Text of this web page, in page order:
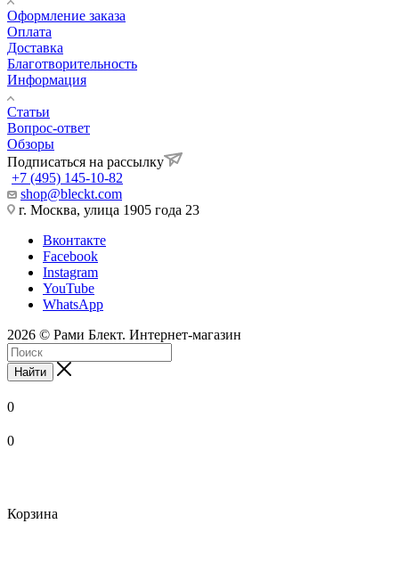
Оформление заказа
Оплата
Доставка
Благотворительность
Информация
Статьи
Вопрос-ответ
Обзоры
Подписаться на рассылку
+7 (495) 145-10-82
shop@bleckt.com
г. Москва, улица 1905 года 23
Вконтакте
Facebook
Instagram
YouTube
WhatsApp
2026 © Рами Блект. Интернет-магазин
Найти
0
0
Корзина